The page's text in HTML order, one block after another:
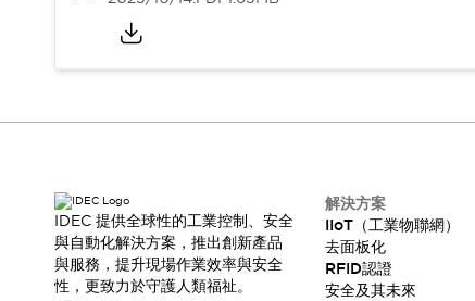
產品變更/停產通知
IDEC 提供全球性的工業控制、安全
與自動化解決方案，推出創新產品
與服務，提升現場作業效率與安全
性，更致力於守護人類福祉。
解決方案
IIoT（工業物聯網）
去面板化
RFID認證
安全及其未來